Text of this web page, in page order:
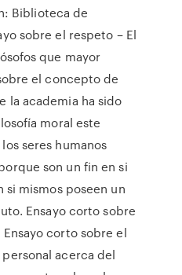
Biblioteca de
sobre el respeto – El
que mayor
el concepto de
la academia ha sido
moral este
seres humanos
son un fin en si
si mismos poseen un
Ensayo corto sobre
corto sobre el
acerca del